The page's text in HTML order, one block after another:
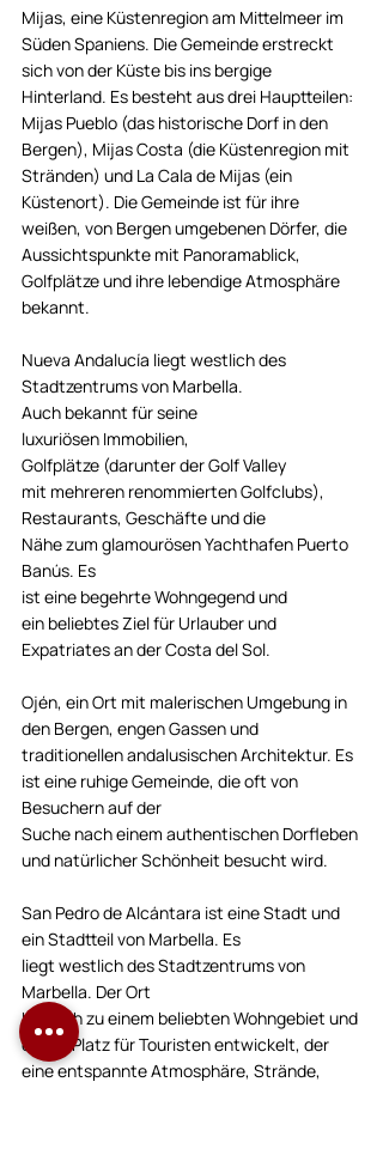
Mijas, eine Küstenregion am Mittelmeer im
Süden Spaniens. Die Gemeinde erstreckt
sich von der Küste bis ins bergige
Hinterland. Es besteht aus drei Hauptteilen:
Mijas Pueblo (das historische Dorf in den
Bergen), Mijas Costa (die Küstenregion mit
Stränden) und La Cala de Mijas (ein
Küstenort). Die Gemeinde ist für ihre
weißen, von Bergen umgebenen Dörfer, die
Aussichtspunkte mit Panoramablick,
Golfplätze und ihre lebendige Atmosphäre
bekannt.
Nueva Andalucía liegt westlich des
Stadtzentrums von Marbella.
Auch bekannt für seine
luxuriösen Immobilien,
Golfplätze (darunter der Golf Valley
mit mehreren renommierten Golfclubs),
Restaurants, Geschäfte und die
Nähe zum glamourösen Yachthafen Puerto
Banús. Es
ist eine begehrte Wohngegend und
ein beliebtes Ziel für Urlauber und
Expatriates an der Costa del Sol.
Ojén, ein Ort mit malerischen Umgebung in
den Bergen, engen Gassen und
traditionellen andalusischen Architektur. Es
ist eine ruhige Gemeinde, die oft von
Besuchern auf der
Suche nach einem authentischen Dorfleben
und natürlicher Schönheit besucht wird.
San Pedro de Alcántara ist eine Stadt und
ein Stadtteil von Marbella. Es
liegt westlich des Stadtzentrums von
Marbella. Der Ort
hat sich zu einem beliebten Wohngebiet und
einem Platz für Touristen entwickelt, der
eine entspannte Atmosphäre, Strände,